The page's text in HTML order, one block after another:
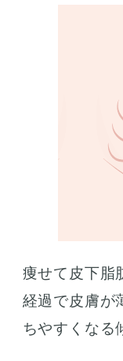
痩せて皮下脂
経過で皮膚が
ちやすくなる